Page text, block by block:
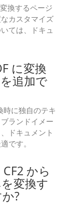
換するページ
カスタマイズ
ては、ドキュ
に変換
追加で
時に独自のテキ
ランドイメー
ドキュメント
です。
から
変換す
?